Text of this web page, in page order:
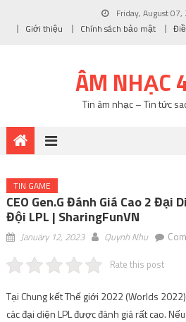
Friday, August 07,
Giới thiệu
Chính sách bảo mật
ÂM NHẠC
Tin âm nhạc – Tin tức
TIN GAME
CEO Gen.G Đánh Giá Cao 2 Đại
Đội LPL | SharingFunVN
January 12, 2023 Quynh Nhu
Rate this post
Tại Chung kết Thế giới 2022 (Worlds
các đại diện LPL được đánh giá rất cao.